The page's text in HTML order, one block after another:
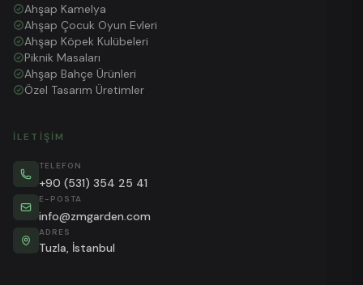
Ahşap Kamelya
Ahşap Çocuk Oyun Evleri
Ahşap Köpek Kulübeleri
Piknik Masaları
Ahşap Bahçe Ürünleri
Özel Tasarım Üretimler
İLETIŞIM
TELEFON
+90 (531) 354 25 41
E-POSTA
info@zmgarden.com
ADRES
Tuzla, İstanbul